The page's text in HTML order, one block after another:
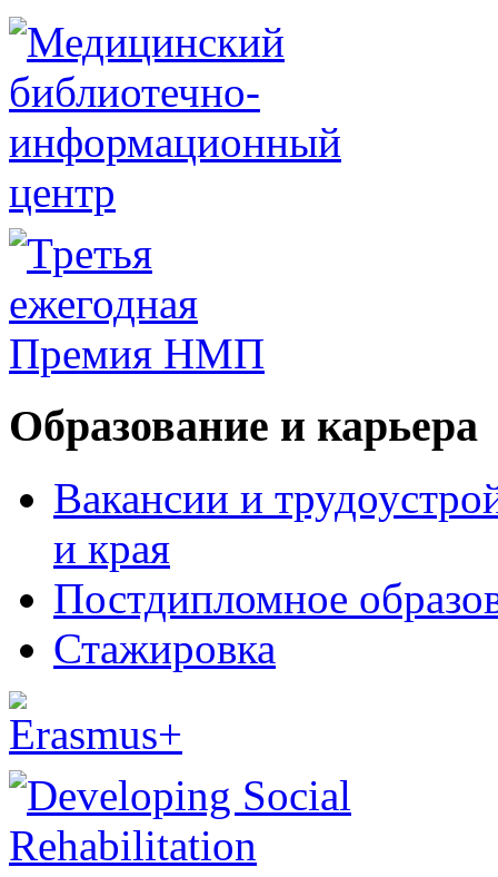
Образование и карьера
Вакансии и
и края
Постдипломное
Стажировка